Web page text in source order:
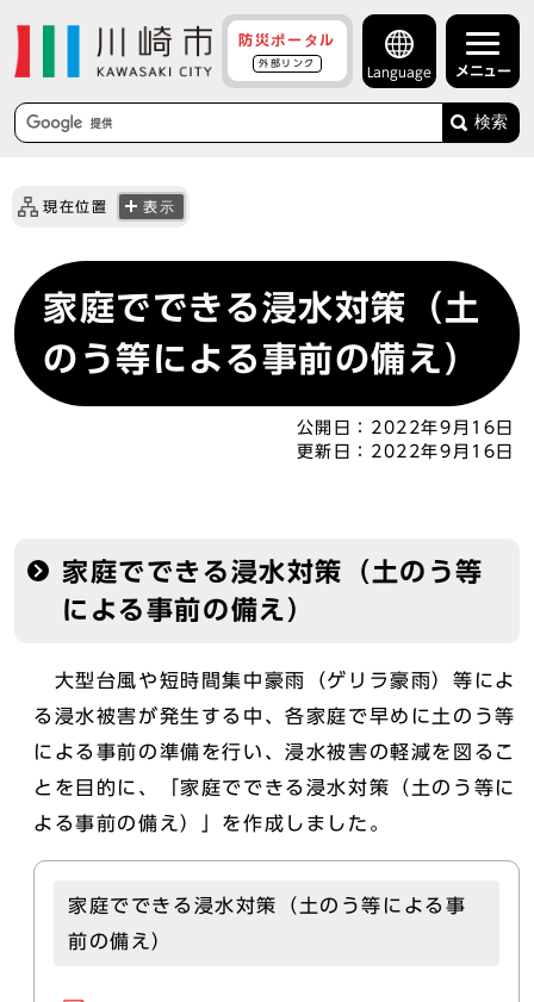
防災ポータル
外部リンク
Language メニュー
検索
現在位置 表示
家庭でできる浸水対策（土
のう等による事前の備え）
公開日： 2022年9月16日
更新日： 2022年9月16日
家庭でできる浸水対策（土のう等
による事前の備え）
大型台風や短時間集中豪雨（ゲリラ豪雨）等によ
る浸水被害が発生する中、各家庭で早めに土のう等
による事前の準備を行い、浸水被害の軽減を図るこ
とを目的に、「家庭でできる浸水対策（土のう等に
よる事前の備え）」を作成しました。
家庭でできる浸水対策（土のう等による事
前の備え）